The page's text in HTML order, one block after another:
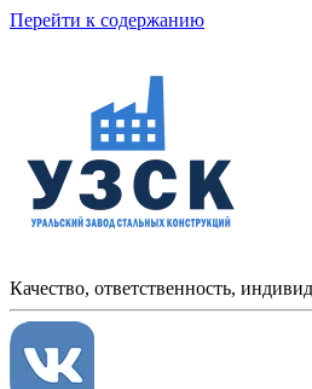
Перейти к содержанию
Качество, ответственность,